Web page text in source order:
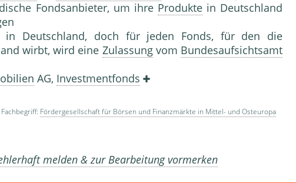
Fondsanbieter, um ihre Produktein Deutschland
Deutschland, doch für jeden Fonds, für den die
wirbt, wird eine Zulassungvom Bundesaufsichtsamt
AG, Investmentfonds
Fördergesellschaft für Börsen und Finanzmärkte in Mittel- und Osteuropa
melden & zur Bearbeitung vormerken